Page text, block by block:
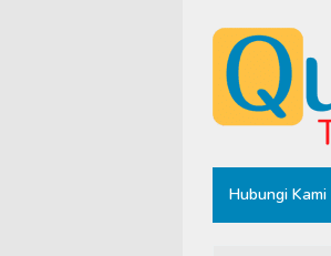
konten
Hubungi Kami